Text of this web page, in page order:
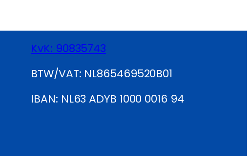
KvK: 90835743
BTW/VAT: NL865469520B01
IBAN: NL63 ADYB 1000 0016 94